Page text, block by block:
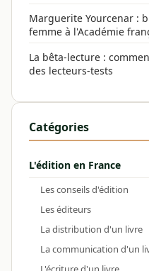
Marguerite Yourcenar :
femme à l'Académie
La bêta-lecture :
des lecteurs-tests
Catégories
L'édition en France
Les conseils d'édition
Les éditeurs
La distribution d'un livre
La communication d'un